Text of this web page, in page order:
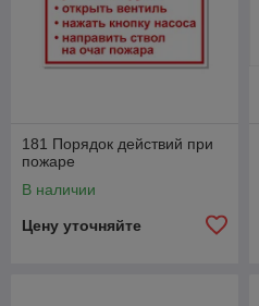
181 Порядок действий при
пожаре
В наличии
Цену уточняйте